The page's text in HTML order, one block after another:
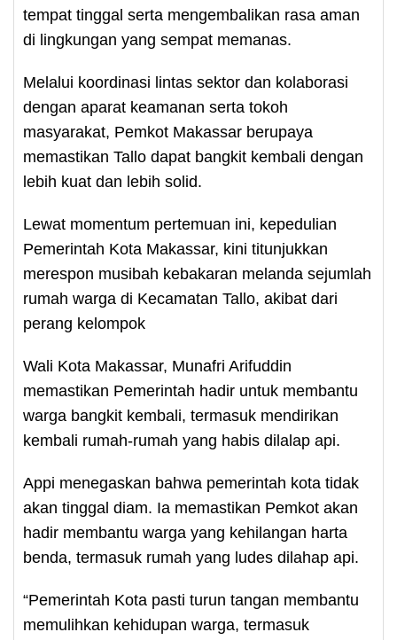
tempat tinggal serta mengembalikan rasa aman
di lingkungan yang sempat memanas.
Melalui koordinasi lintas sektor dan kolaborasi
dengan aparat keamanan serta tokoh
masyarakat, Pemkot Makassar berupaya
memastikan Tallo dapat bangkit kembali dengan
lebih kuat dan lebih solid.
Lewat momentum pertemuan ini, kepedulian
Pemerintah Kota Makassar, kini titunjukkan
merespon musibah kebakaran melanda sejumlah
rumah warga di Kecamatan Tallo, akibat dari
perang kelompok
Wali Kota Makassar, Munafri Arifuddin
memastikan Pemerintah hadir untuk membantu
warga bangkit kembali, termasuk mendirikan
kembali rumah-rumah yang habis dilalap api.
Appi menegaskan bahwa pemerintah kota tidak
akan tinggal diam. Ia memastikan Pemkot akan
hadir membantu warga yang kehilangan harta
benda, termasuk rumah yang ludes dilahap api.
“Pemerintah Kota pasti turun tangan membantu
memulihkan kehidupan warga, termasuk